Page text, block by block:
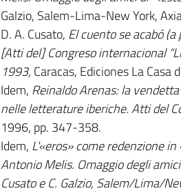
Galzio, Salem-Lima-New York,
D. A. Cusato, El cuento se acabó
[Atti del] Congreso internacional
1993, Caracas, Ediciones La
Idem, Reinaldo Arenas: la
nelle letterature iberiche. Atti del
1996, pp. 347-358.
Idem, L'«eros» come redenzione
Antonio Melis. Omaggio degli
Cusato e C. Galzio, Salem/Lima/